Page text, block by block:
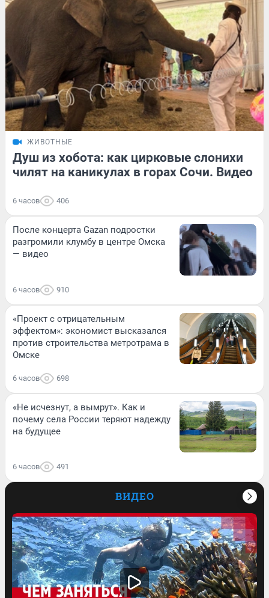
ЖИВОТНЫЕ
Душ из хобота: как цирковые слонихи
чилят на каникулах в горах Сочи. Видео
6 часов 406
После концерта Gazan подростки
разгромили клумбу в центре Омска
— видео
6 часов 910
«Проект с отрицательным
эффектом»: экономист высказался
против строительства метротрама в
Омске
6 часов 698
«Не исчезнут, а вымрут». Как и
почему села России теряют надежду
на будущее
6 часов 491
ВИДЕО